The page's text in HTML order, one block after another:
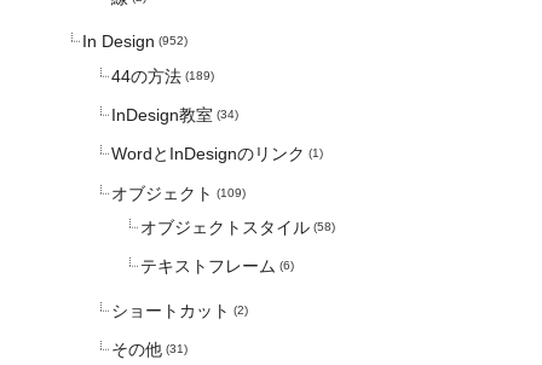
In Design (952)
44の方法 (189)
InDesign教室 (34)
WordとInDesignのリンク (1)
オブジェクト (109)
オブジェクトスタイル (58)
テキストフレーム (6)
ショートカット (2)
その他 (31)